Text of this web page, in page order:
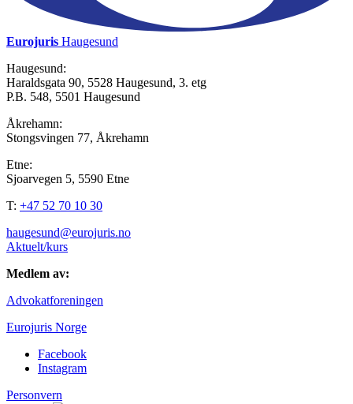
Eurojuris Haugesund
Haugesund:
Haraldsgata 90, 5528 Haugesund, 3. etg
P.B. 548, 5501 Haugesund
Åkrehamn:
Stongsvingen 77, Åkrehamn
Etne:
Sjoarvegen 5, 5590 Etne
T: +47 52 70 10 30
haugesund@eurojuris.no
Aktuelt/kurs
Medlem av:
Advokatforeningen
Eurojuris Norge
Facebook
Instagram
Personvern